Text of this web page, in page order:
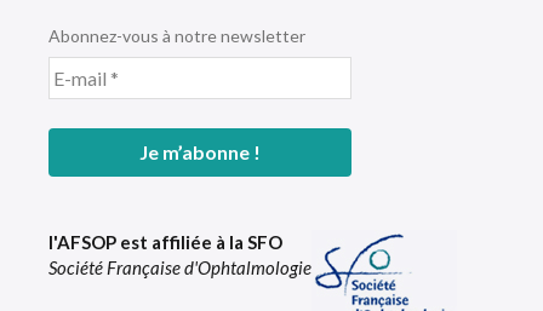
Abonnez-vous à notre newsletter
l'AFSOP est affiliée à la SFO
Société Française d'Ophtalmologie